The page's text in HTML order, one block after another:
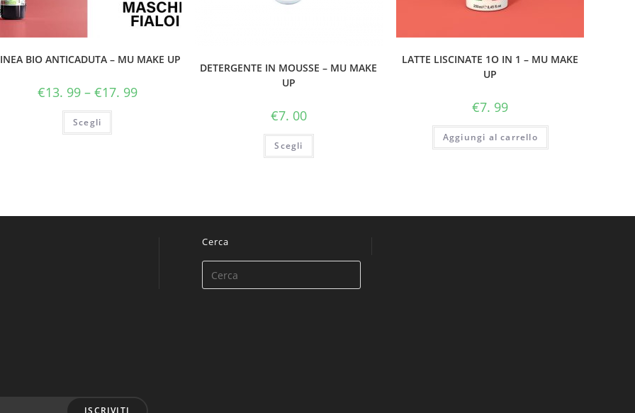
BIO ANTICADUTA – MU MAKE UP
€13. 99– €17. 99
Scegli
DETERGENTE IN MOUSSE – MU MAKE
UP
€7. 00
Scegli
LATTE LISCINATE 1O IN 1 – MU MAKE
UP
€7. 99
Aggiungi al carrello
Cerca